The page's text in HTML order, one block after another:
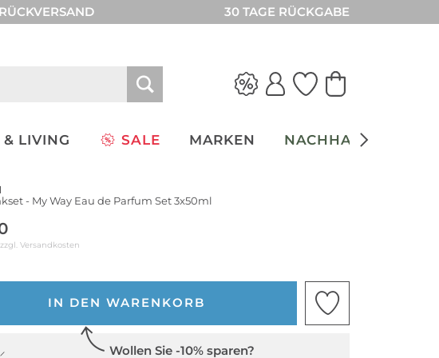
30 TAGE RÜCKGABE
LIVING SALE MARKEN NACHHALTIGKEIT
- My Way Eau de Parfum Set 3x50ml
Versandkosten
IN DEN WARENKORB
Wollen Sie -10% sparen?